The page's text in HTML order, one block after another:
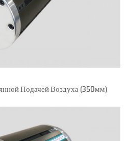
Подачей Воздуха (350мм)